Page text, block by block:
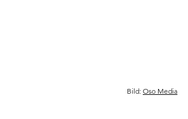
Bild: Oso Media